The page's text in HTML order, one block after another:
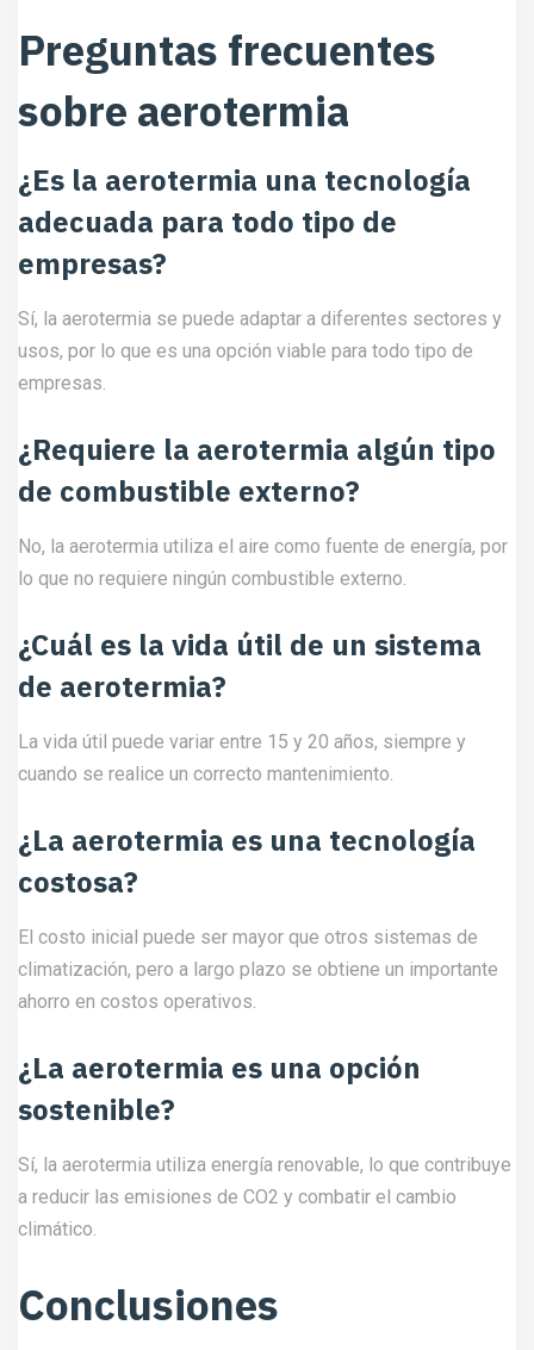
Preguntas frecuentes
sobre aerotermia
¿Es la aerotermia una tecnología
adecuada para todo tipo de
empresas?
Sí, la aerotermia se puede adaptar a diferentes sectores y
usos, por lo que es una opción viable para todo tipo de
empresas.
¿Requiere la aerotermia algún tipo
de combustible externo?
No, la aerotermia utiliza el aire como fuente de energía, por
lo que no requiere ningún combustible externo.
¿Cuál es la vida útil de un sistema
de aerotermia?
La vida útil puede variar entre 15 y 20 años, siempre y
cuando se realice un correcto mantenimiento.
¿La aerotermia es una tecnología
costosa?
El costo inicial puede ser mayor que otros sistemas de
climatización, pero a largo plazo se obtiene un importante
ahorro en costos operativos.
¿La aerotermia es una opción
sostenible?
Sí, la aerotermia utiliza energía renovable, lo que contribuye
a reducir las emisiones de CO2 y combatir el cambio
climático.
Conclusiones